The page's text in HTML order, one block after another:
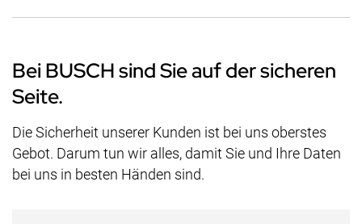
Bei BUSCH sind Sie auf der sicheren
Seite.
Die Sicherheit unserer Kunden ist bei uns oberstes
Gebot. Darum tun wir alles, damit Sie und Ihre Daten
bei uns in besten Händen sind.